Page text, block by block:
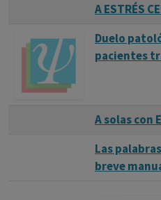
A ESTRÉS
Duelo
pacientes
A solas con
Las
breve